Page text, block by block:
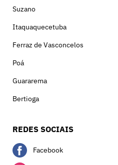
Suzano
Itaquaquecetuba
Ferraz de Vasconcelos
Poá
Guararema
Bertioga
REDES SOCIAIS
Facebook